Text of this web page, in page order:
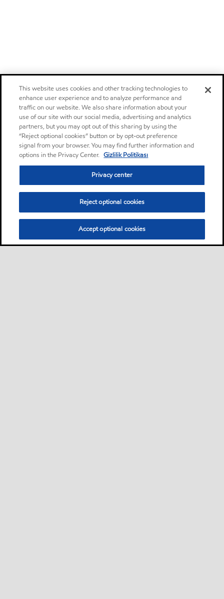
This website uses cookies and other tracking technologies to
enhance user experience and to analyze performance and
traffic on our website. We also share information about your
use of our site with our social media, advertising and analytics
partners, but you may opt out of this sharing by using the
“Reject optional cookies” button or by opt-out preference
signal from your browser. You may find further information and
options in the Privacy Center. Gizlilik Politikası
Privacy center
Reject optional cookies
Accept optional cookies